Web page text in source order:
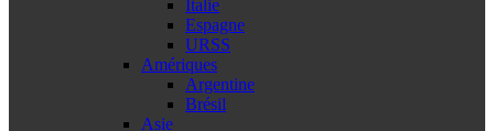
Italie
Espagne
URSS
Amériques
Argentine
Brésil
Asie